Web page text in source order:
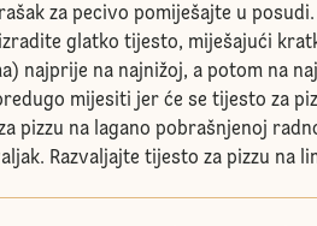
za pecivo pomiješajte u
glatko tijesto, miješajući
najprije na najnižoj, a potom na
mijesiti jer će se tijesto za
pizzu na lagano pobrašnjenoj
Razvaljajte tijesto za pizzu na